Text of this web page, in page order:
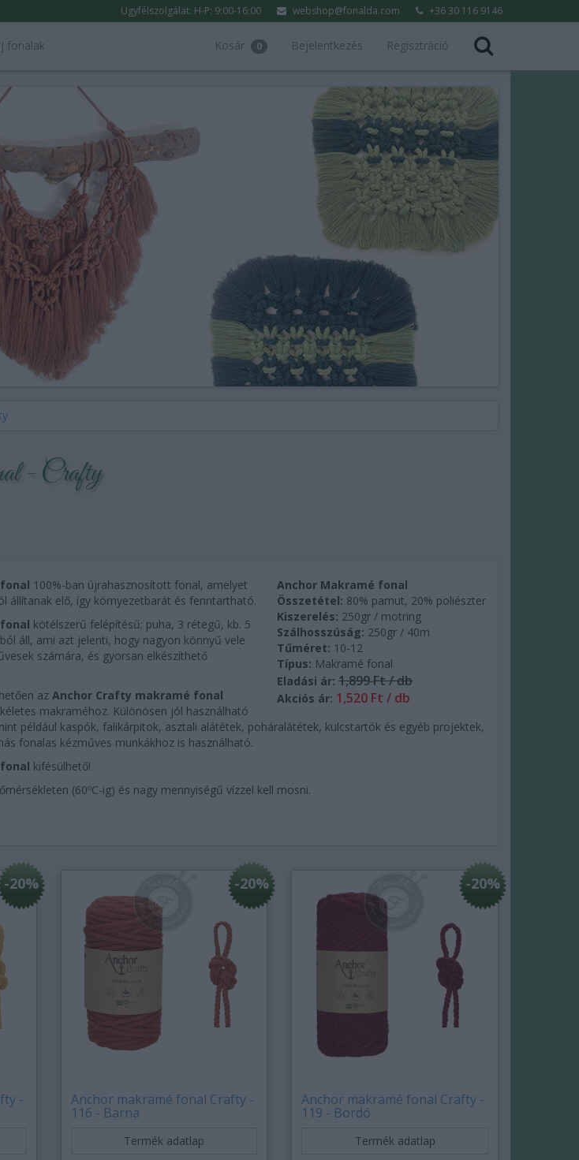
+36 30 116 9146
webshop@fonalda.com
Ügyfélszolgálat: H-P: 9:00-16:00
fonalak Kosár 0 Bejelentkezés Regisztráció
- Crafty
Anchor Makramé fonal
Összetétel: 80% pamut, 20% poliészter
Kiszerelés: 250gr / motring
Szálhosszúság: 250gr / 40m
Tűméret: 10-12
Típus: Makramé fonal
Eladási ár: 1,899Ft / db
Akciós ár: 1,520 Ft / db
100%-ban újrahasznosított fonal, amelyet
állítanak elő, így környezetbarát és fenntartható.
kötélszerű felépítésű; puha, 3 rétegű, kb. 5
áll, ami azt jelenti, hogy nagyon könnyű vele
számára, és gyorsan elkészíthető
az Anchor Crafty makramé fonal
makraméhoz. Különösen jól használható
például kaspók, falikárpitok, asztali alátétek, poháralátétek, kulcstartók és egyéb projektek,
fonalas kézműves munkákhoz is használható.
kifésülhető!
(60ºC-ig) és nagy mennyiségű vízzel kell mosni.
-20%
-
-20%
Anchor makramé fonal Crafty -
116 - Barna
Termék adatlap
-20%
Anchor makramé fonal Crafty -
119 - Bordó
Termék adatlap